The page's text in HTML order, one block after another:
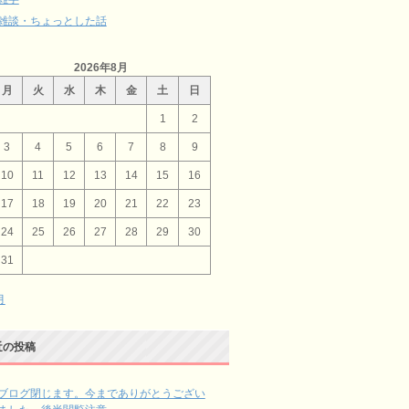
談・ちょっとした話
2026年8月
月
火 水 木 金 土 日
1 2
3 4 5 6 7 8 9
10 11 12 13 14 15 16
17 18 19 20 21 22 23
24 25 26 27 28 29 30
31
の投稿
ログ閉じます。今までありがとうござい